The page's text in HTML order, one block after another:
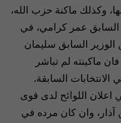
وكذلك ماكنة حزب الله،
السابق عمر كرامي، في
السابق سليمان
ماكينته لم تباشر
الانتخابات السابقة.
اعلان اللوائح لدى قوى
آذار، وان كان مرده في